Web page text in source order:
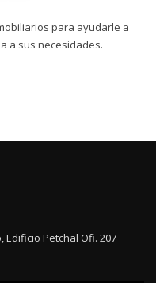
para ayudarle a
a sus necesidades.
Edificio Petchal Ofi. 207